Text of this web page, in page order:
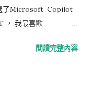
了Microsoft Copilot
， 我最喜歡
You Need 我的指令
閱讀完整內容